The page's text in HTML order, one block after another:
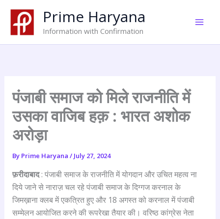
content
Prime Haryana
Information with Confirmation
पंजाबी समाज को मिले राजनीति में
उसका वाजिब हक़ : भारत अशोक
अरोड़ा
By Prime Haryana / July 27, 2024
फ़रीदाबाद: पंजाबी समाज के राजनीति में योगदान और उचित महत्व ना
दिये जाने से नाराज़ चल रहे पंजाबी समाज के दिग्गज करनाल के
जिमख़ाना क्लब में एकत्रित हुए और 18 अगस्त को करनाल में पंजाबी
सम्मेलन आयोजित करने की रूपरेखा तैयार की। वरिष्ठ कांग्रेस नेता